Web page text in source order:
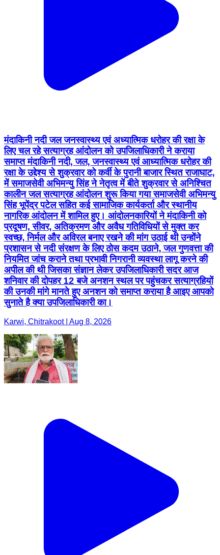
मंदाकिनी नदी जल जनस्वास्थ्य एवं अध्यात्मिक धरोहर की रक्षा के
लिए चल रहे सत्याग्रह आंदोलन को उपजिलाधिकारी ने कराया
समाप्त मंदाकिनी नदी, जल, जनस्वास्थ्य एवं आध्यात्मिक धरोहर की
रक्षा के उद्देश्य से शुक्रवार को कर्वी के पुरानी बाजार स्थित राजाघाट,
में समाजसेवी अभिमन्यु सिंह ने नेतृत्व में बीते शुक्रवार से अनिश्चित
कालीन जल सत्याग्रह आंदोलन शुरू किया गया समाजसेवी अभिमन्यु
सिंह भूपेंद्र पटेल सहित कई सामाजिक कार्यकर्ता और स्थानीय
नागरिक आंदोलन में शामिल हुए। आंदोलनकारियों ने मंदाकिनी को
प्रदूषण, सीवर, अतिक्रमण और अवैध गतिविधियों से मुक्त कर
स्वच्छ, निर्मल और अविरल बनाए रखने की मांग उठाई थी उन्होंने
प्रशासन से नदी संरक्षण के लिए ठोस कदम उठाने, जल गुणवत्ता की
नियमित जांच कराने तथा प्रभावी निगरानी व्यवस्था लागू करने की
अपील की थी जिसका संज्ञान लेकर उपजिलाधिकारी सदर आज
शनिवार की दोपहर 12 बजे अनशन स्थल पर पहुंचकर सत्याग्रहियों
की उनकी मांगे मानते हुए अनशन को समाप्त कराया है आइए आपको
सुनाते है क्या उपजिलाधिकारी का।
Karwi, Chitrakoot | Aug 8, 2026